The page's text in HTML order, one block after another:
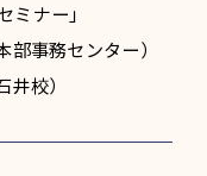
ナー」
事務センター）
校）